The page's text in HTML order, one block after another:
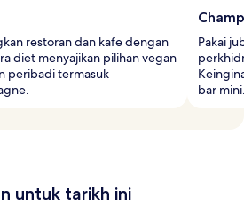
restoran dan kafe dengan
diet menyajikan pilihan vegan
peribadi termasuk
Pakai
bar
untuk tarikh ini